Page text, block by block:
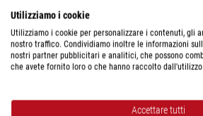
Utilizziamo i cookie
Utilizziamo i cookie per personalizzare i contenuti, gli
nostro traffico. Condividiamo inoltre le informazioni
nostri partner pubblicitari e analitici, che possono
che avete fornito loro o che hanno raccolto
Accettare tutti